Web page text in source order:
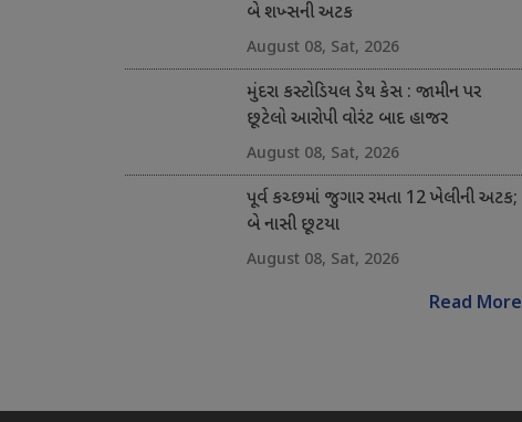
બે શખ્સની અટક
August 08, Sat, 2026
મુંદરા કસ્ટોડિયલ ડેથ કેસ : જામીન પર
છૂટેલો આરોપી વોરંટ બાદ હાજર
August 08, Sat, 2026
પૂર્વ કચ્છમાં જુગાર રમતા 12 ખેલીની અટક;
બે નાસી છૂટયા
August 08, Sat, 2026
Read More